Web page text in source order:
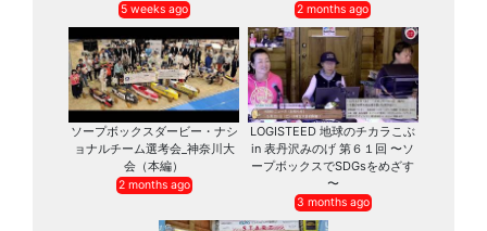
5 weeks ago 2 months ago
ソープボックスダービー・ナシ
ョナルチーム選考会_神奈川大
会（本編）
2 months ago
LOGISTEED 地球のチカラこぶ
in 表丹沢みのげ 第６１回 〜ソ
ープボックスでSDGsをめざす
〜
3 months ago